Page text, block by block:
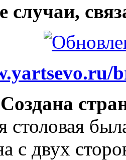
случаи,
Создана
столовая
с двух